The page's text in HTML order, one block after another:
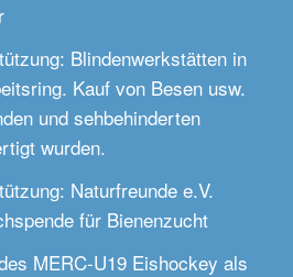
Blindenwerkstätten in
Kauf von Besen usw.
und sehbehinderten
wurden.
Naturfreunde e.V.
für Bienenzucht
MERC-U19 Eishockey als